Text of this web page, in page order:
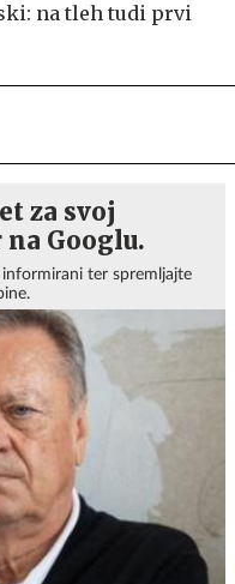
na tleh tudi prvi
za svoj
Googlu.
ter spremljajte